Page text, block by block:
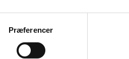
Præferencer